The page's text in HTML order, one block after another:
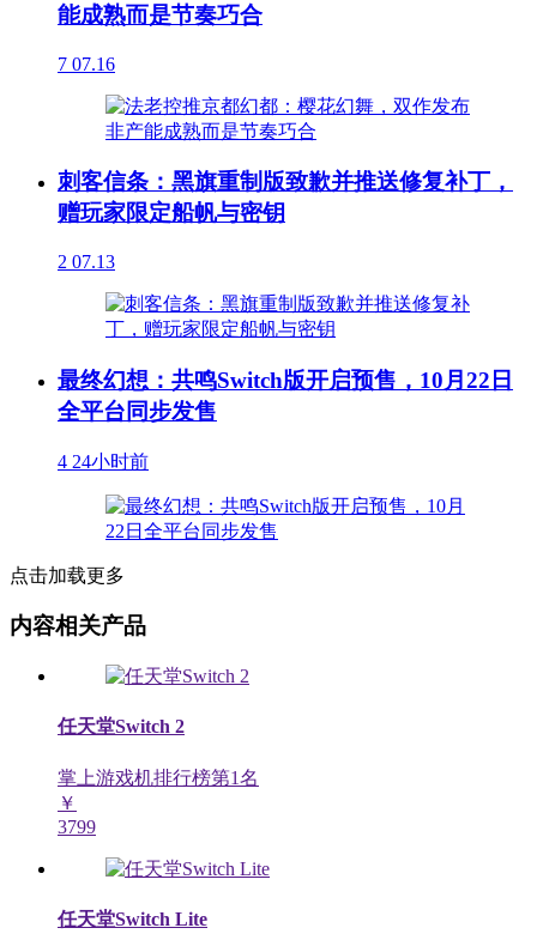
能成熟而是节奏巧合
7 07.16
刺客信条：黑旗重制版致歉并推送修复补丁，
赠玩家限定船帆与密钥
2 07.13
最终幻想：共鸣Switch版开启预售，10月22日
全平台同步发售
4 24小时前
点击加载更多
内容相关产品
任天堂Switch 2
掌上游戏机排行榜第1名
￥
3799
任天堂Switch Lite